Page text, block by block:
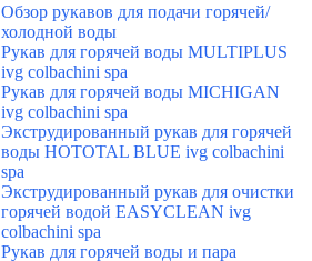
Обзор рукавов для подачи горячей/
холодной воды
Рукав для горячей воды MULTIPLUS
ivg colbachini spa
Рукав для горячей воды MICHIGAN
ivg colbachini spa
Экструдированный рукав для горячей
воды HOTOTAL BLUE ivg colbachini
spa
Экструдированный рукав для очистки
горячей водой EASYCLEAN ivg
colbachini spa
Рукав для горячей воды и пара